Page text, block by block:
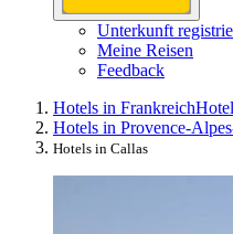
Unterkunft
Meine Reisen
Feedback
Hotels in Frankreich
Hotels in Provence-
Hotels in Callas